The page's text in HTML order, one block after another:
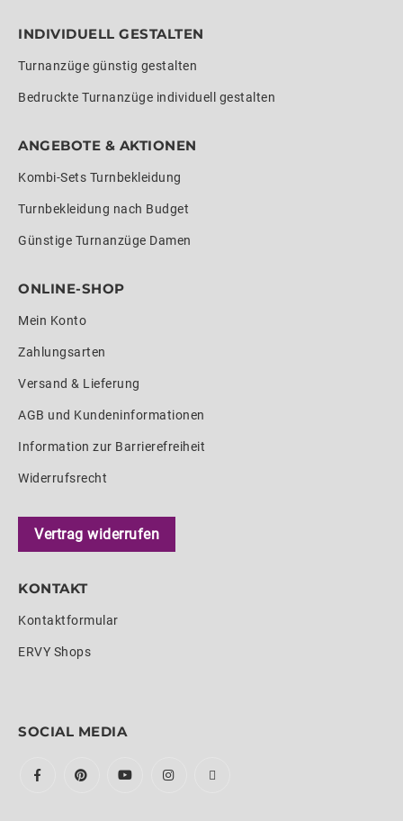
INDIVIDUELL GESTALTEN
Turnanzüge günstig gestalten
Bedruckte Turnanzüge individuell gestalten
ANGEBOTE & AKTIONEN
Kombi-Sets Turnbekleidung
Turnbekleidung nach Budget
Günstige Turnanzüge Damen
ONLINE-SHOP
Mein Konto
Zahlungsarten
Versand & Lieferung
AGB und Kundeninformationen
Information zur Barrierefreiheit
Widerrufsrecht
Vertrag widerrufen
KONTAKT
Kontaktformular
ERVY Shops
SOCIAL MEDIA